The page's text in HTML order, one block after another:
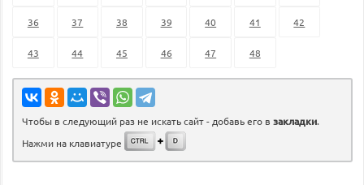
36 37 38 39 40 41 42
43 44 45 46 47 48
Чтобы в следующий раз не искать сайт - добавь его в закладки.
Нажми на клавиатуре